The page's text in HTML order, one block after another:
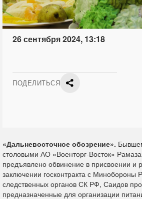
26 сентября 2024, 13:18
ПОДЕЛИТЬСЯ
«Дальневосточное обозрение».
столовыми АО «Военторг-Восток»
предъявлено обвинение в присвоении и
заключении госконтракта с
следственных органов СК РФ, Саидов
предназначенные для организации